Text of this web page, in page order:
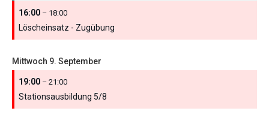
16:00 – 18:00
Löscheinsatz - Zugübung
Mittwoch 9. September
19:00 – 21:00
Stationsausbildung 5/8